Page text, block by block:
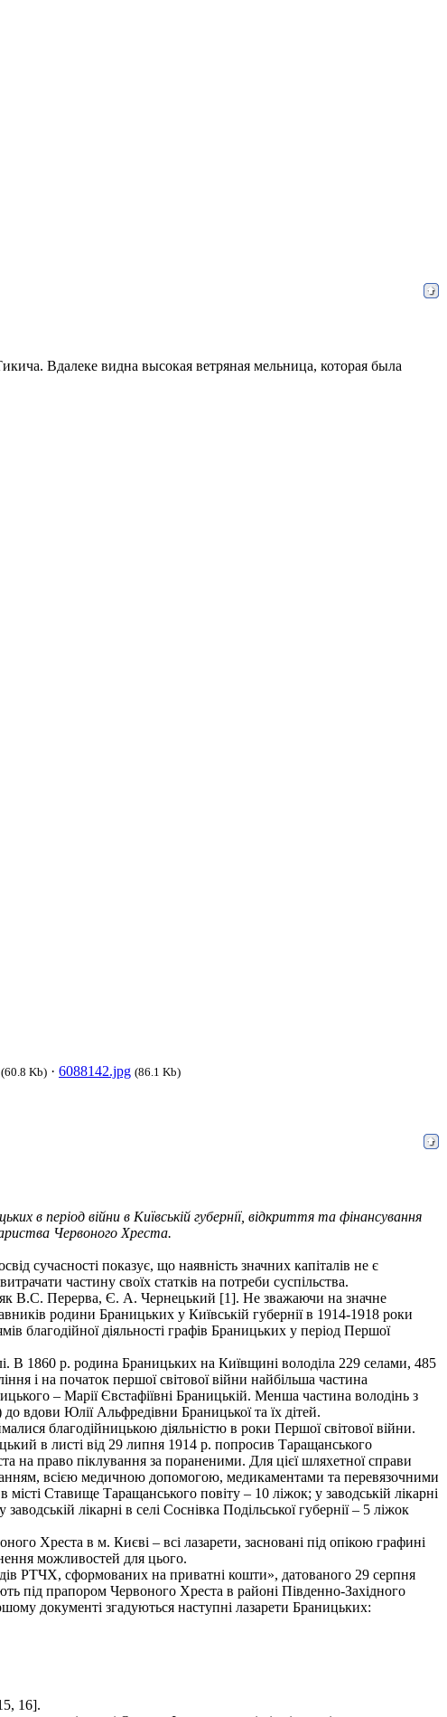
Вдалеке видна высокая ветряная мельница, которая была
(60.8 Kb) · 6088142.jpg (86.1 Kb)
в період війни в Київській губернії, відкриття та фінансування
Червоного Хреста.
сучасності показує, що наявність значних капіталів не є
частину своїх статків на потреби суспільства.
як В.С. Перерва, Є. А. Чернецький [1]. Не зважаючи на значне
родини Браницьких у Київській губернії в 1914-1918 роки
благодійної діяльності графів Браницьких у період Першої
В 1860 р. родина Браницьких на Київщині володіла 229 селами, 485
і на початок першої світової війни найбільша частина
– Марії Євстафіївні Браницькій. Менша частина володінь з
вдови Юлії Альфредівни Браницької та їх дітей.
благодійницькою діяльністю в роки Першої світової війни.
в листі від 29 липня 1914 р. попросив Таращанського
на право піклування за пораненими. Для цієї шляхетної справи
всією медичною допомогою, медикаментами та перевязочними
Ставище Таращанського повіту – 10 ліжок; у заводській лікарні
лікарні в селі Соснівка Подільської губернії – 5 ліжок
Хреста в м. Києві – всі лазарети, засновані під опікою графині
можливостей для цього.
РТЧХ, сформованих на приватні кошти», датованого 29 серпня
під прапором Червоного Хреста в районі Південно-Західного
документі згадуються наступні лазарети Браницьких:
16].